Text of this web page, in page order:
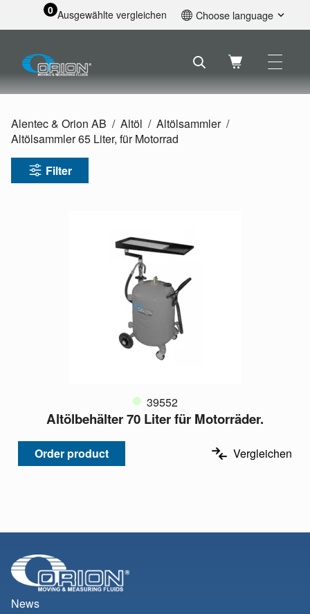
0 Ausgewählte vergleichen Choose language
Svenska
Nederlands
Deutsch
Alentec & Orion AB Altöl
Altölsammler
Altölsammler 65 Liter, für Motorrad
Filter
39552
Altölbehälter 70 Liter für Motorräder.
Order product Vergleichen
News